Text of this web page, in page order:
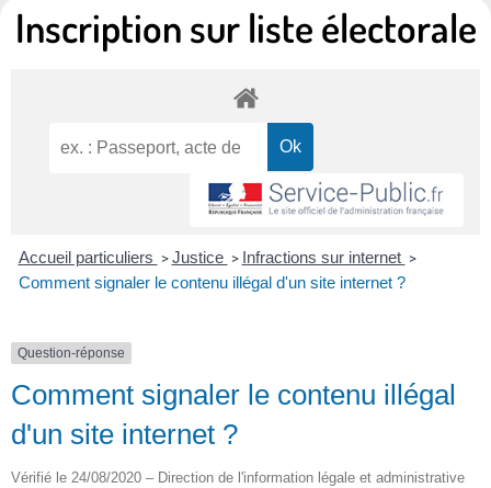
Inscription sur liste électorale
Accueil particuliers > Justice > Infractions sur internet >
Comment signaler le contenu illégal d'un site internet ?
Question-réponse
Comment signaler le contenu illégal
d'un site internet ?
Vérifié le 24/08/2020 – Direction de l'information légale et administrative